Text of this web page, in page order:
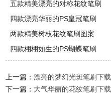
五款精美漂亮的对称花纹笔刷
四款漂亮华丽的PS皇冠笔刷
两款精美树枝花纹笔刷图案
四款栩栩如生的PS蝴蝶笔刷
上一篇：漂亮的梦幻光斑笔刷下载
下一篇： 大气华丽的花纹笔刷下载